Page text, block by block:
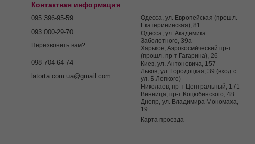
Контактная информация
095 396-95-59
093 000-29-70
Перезвонить вам?
098 704-64-74
latorta.com.ua@gmail.com
Одесса, ул. Европейская (прошл.
Екатерининская), 81
Одесса, ул. Академика
Заболотного, 39а
Харьков, Аэрокосми́ческий пр-т
(прошл. пр-т Гагарина), 26
Киев, ул. Антоновича, 157
Львов, ул. Городоцкая, 39 (вход с
ул. Б.Лепкого)
Николаев, пр-т Центральный, 171
Винница, пр-т Коцюбинского, 48
Днепр, ул. Владимира Мономаха,
19
Карта проезда